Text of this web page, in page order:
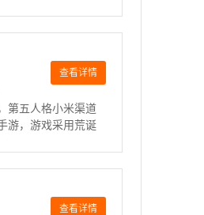
查看详情
第五人格小米渠道
游，游戏采用荒诞
查看详情